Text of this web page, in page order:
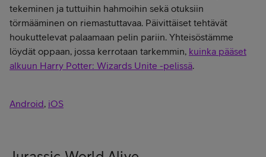
tekeminen ja tuttuihin hahmoihin sekä otuksiin
törmääminen on riemastuttavaa. Päivittäiset tehtävät
houkuttelevat palaamaan pelin pariin. Yhteisöstämme
löydät oppaan, jossa kerrotaan tarkemmin, kuinka pääset
alkuun Harry Potter: Wizards Unite -pelissä.
Android, iOS